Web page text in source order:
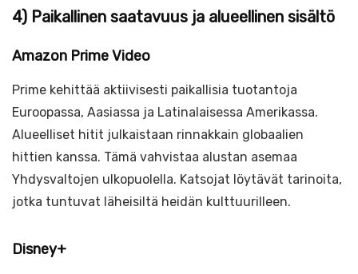
4) Paikallinen saatavuus ja alueellinen sisältö
Amazon Prime Video
Prime kehittää aktiivisesti paikallisia tuotantoja
Euroopassa, Aasiassa ja Latinalaisessa Amerikassa.
Alueelliset hitit julkaistaan rinnakkain globaalien
hittien kanssa. Tämä vahvistaa alustan asemaa
Yhdysvaltojen ulkopuolella. Katsojat löytävät tarinoita,
jotka tuntuvat läheisiltä heidän kulttuurilleen.
Disney+